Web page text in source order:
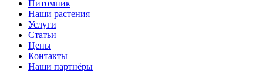
Питомник
Наши растения
Услуги
Статьи
Цены
Контакты
Наши партнёры